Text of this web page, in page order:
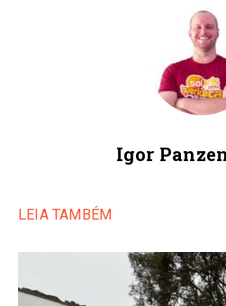
Igor
LEIA TAMBÉM